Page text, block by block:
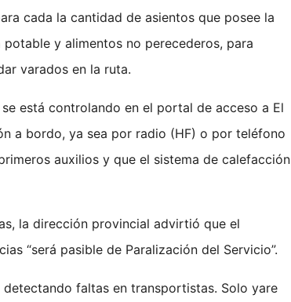
cada la cantidad de asientos que posee la
y alimentos no perecederos, para
varados en la ruta.
está controlando en el portal de acceso a El
a bordo, ya sea por radio (HF) o por teléfono
auxilios y que el sistema de calefacción
la dirección provincial advirtió que el
“será pasible de Paralización del Servicio”.
faltas en transportistas. Solo yare